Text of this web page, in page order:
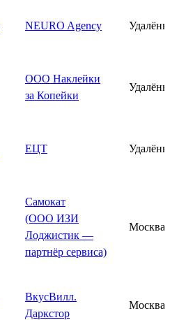
NEURO Agency
ООО Наклейки
за Копейки
ЕЦТ
Самокат
(ООО ИЗИ
Лоджистик —
партнёр сервиса)
Москва
ВкусВилл.
Даркстор
Москва